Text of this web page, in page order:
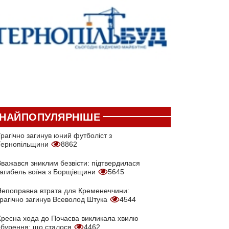
загинув юний футболіст з
8862
зниклим безвісти: підтвердилася
воїна з Борщівщини
5645
втрата для Кременеччини:
загинув Всеволод Штука
4544
хода до Почаєва викликала хвилю
що сталося
4462